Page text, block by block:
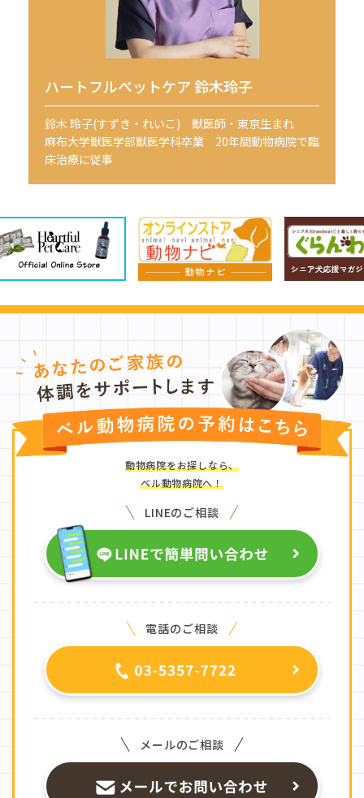
ハートフルペットケア 鈴木玲子
鈴木 玲子(すずき・れいこ) 獣医師・東京生まれ
麻布大学獣医学部獣医学科卒業 20年間動物病院で臨
床治療に従事
動物病院をお探しなら、
ベル動物病院へ！
LINEのご相談
電話のご相談
メールのご相談